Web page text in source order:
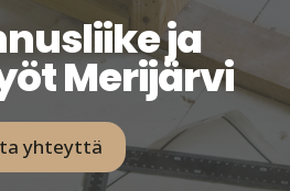
ja
Merijärvi
yhteyttä